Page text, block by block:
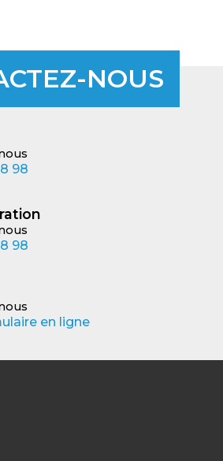
NOUS
98
98
en ligne